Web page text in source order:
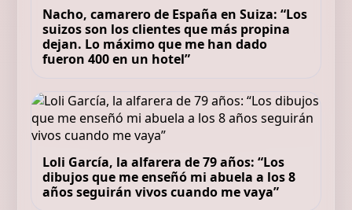
Nacho, camarero de España en Suiza: “Los
suizos son los clientes que más propina
dejan. Lo máximo que me han dado
fueron 400 en un hotel”
Loli García, la alfarera de 79 años: “Los
dibujos que me enseñó mi abuela a los 8
años seguirán vivos cuando me vaya”